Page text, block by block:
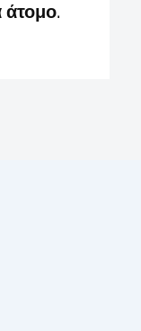
άτομο.